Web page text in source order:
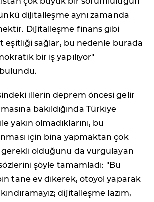
dijitalleşme aynı zamanda
Dijitalleşme finans gibi
eşitliği sağlar, bu nedenle burada
bir iş yapılıyor"
bulundu.
illerin deprem öncesi gelir
bakıldığında Türkiye
yakın olmadıklarını, bu
için bina yapmaktan çok
gerekli olduğunu da vurgulayan
şöyle tamamladı: "Bu
tane ev dikerek, otoyol yaparak
dijitalleşme lazım,